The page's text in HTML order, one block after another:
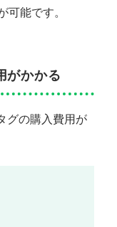
可能です。
がかかる
グの購入費用が